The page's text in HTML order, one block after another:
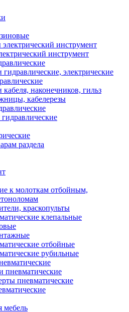
инструмент
электрические
наконечников, гильз
кабелерезы
раздела
к молоткам отбойным,
краскопульты
клепальные
отбойные
рубильные
пневматические